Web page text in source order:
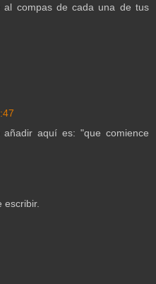
compas de cada una de tus
aquí es: "que comience
escribir.